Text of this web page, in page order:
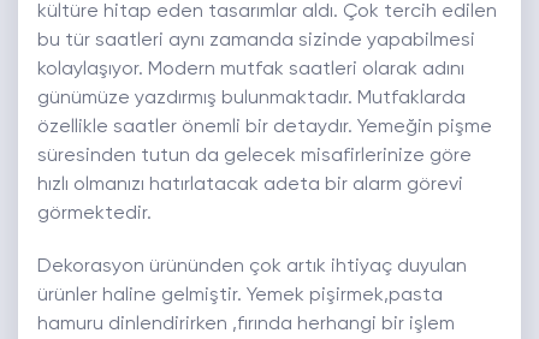
kültüre hitap eden tasarımlar aldı. Çok tercih edilen
bu tür saatleri aynı zamanda sizinde yapabilmesi
kolaylaşıyor. Modern mutfak saatleri olarak adını
günümüze yazdırmış bulunmaktadır. Mutfaklarda
özellikle saatler önemli bir detaydır. Yemeğin pişme
süresinden tutun da gelecek misafirlerinize göre
hızlı olmanızı hatırlatacak adeta bir alarm görevi
görmektedir.
Dekorasyon ürününden çok artık ihtiyaç duyulan
ürünler haline gelmiştir. Yemek pişirmek,pasta
hamuru dinlendirirken ,fırında herhangi bir işlem